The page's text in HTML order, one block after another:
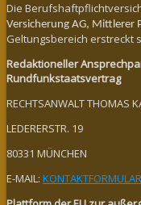
Die
Versicherung AG, Mittlerer
Geltungsbereich erstreckt
Redaktioneller
Rundfunkstaatsvertrag
RECHTSANWALT THOMAS
LEDERERSTR. 19
80331 MÜNCHEN
E-MAIL: KONTAKTFORMULAR